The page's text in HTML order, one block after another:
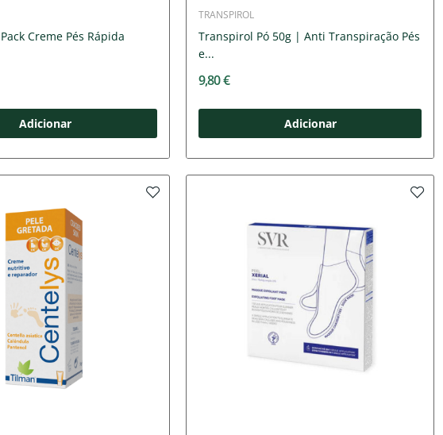
Creme Pés Rápida
Adicionar
TRANSPIROL
Transpirol Pó 50g | Anti Transpiração Pés
e...
9,80 €
Adicionar